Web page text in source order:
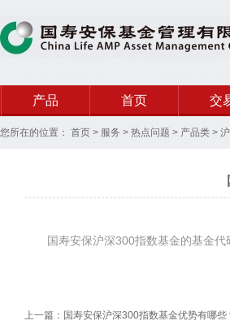
产品 首页 交
您所在的位置： 首页 > 服务 > 热点问题 > 产品类 >
国寿安保沪深300指数基金的基金
上一篇：国寿安保沪深300指数基金优势有哪些